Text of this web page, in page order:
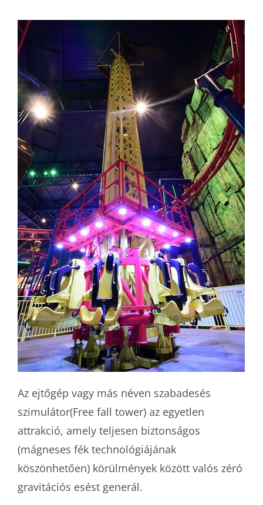
Az ejtőgép vagy más néven szabadesés
szimulátor(Free fall tower) az egyetlen
attrakció, amely teljesen biztonságos
(mágneses fék technológiájának
köszönhetően) körülmények között valós zéró
gravitációs esést generál.